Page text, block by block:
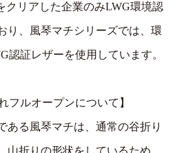
クリアした企業のみLWG環境認
り、風琴マチシリーズでは、環
認証レザーを使用しています。
フルオープンについて】
ある風琴マチは、通常の谷折り